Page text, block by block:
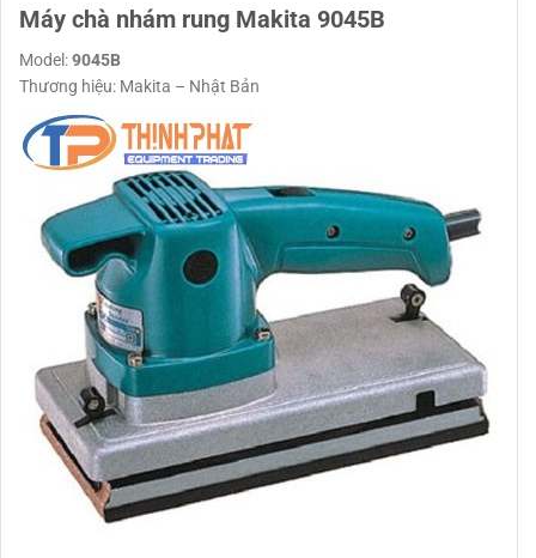
Máy chà nhám rung Makita 9045B
Model:9045B
Thương hiệu: Makita – Nhật Bản